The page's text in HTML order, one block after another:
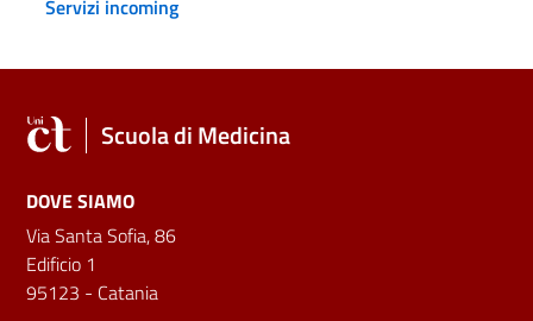
Servizi incoming
Scuola di Medicina
DOVE SIAMO
Via Santa Sofia, 86
Edificio 1
95123 - Catania